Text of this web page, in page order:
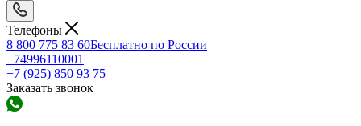
Телефоны
8 800 775 83 60Бесплатно по России
+74996110001
+7 (925) 850 93 75
Заказать звонок